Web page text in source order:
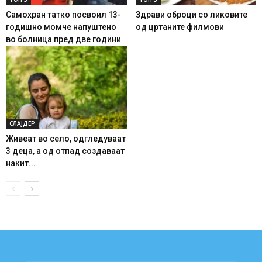
Самохран татко посвоил 13-
годишно момче напуштено
во болница пред две години
Здрави оброци со ликовите
од цртаните филмови
СЛАЈДЕР
Живеат во село, одгледуваат
3 деца, а од отпад создаваат
накит...